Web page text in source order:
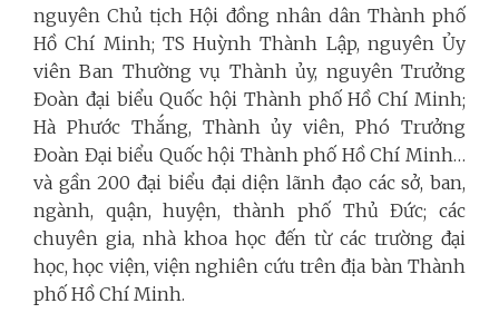
nguyên Chủ tịch Hội đồng nhân dân Thành phố
Hồ Chí Minh; TS Huỳnh Thành Lập, nguyên Ủy
viên Ban Thường vụ Thành ủy, nguyên Trưởng
Đoàn đại biểu Quốc hội Thành phố Hồ Chí Minh;
Hà Phước Thắng, Thành ủy viên, Phó Trưởng
Đoàn Đại biểu Quốc hội Thành phố Hồ Chí Minh…
và gần 200 đại biểu đại diện lãnh đạo các sở, ban,
ngành, quận, huyện, thành phố Thủ Đức; các
chuyên gia, nhà khoa học đến từ các trường đại
học, học viện, viện nghiên cứu trên địa bàn Thành
phố Hồ Chí Minh.